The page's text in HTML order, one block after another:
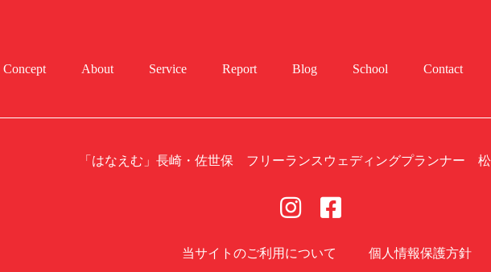
Concept About Service Report Blog School Contact
「はなえむ」長崎・佐世保 フリーランスウェディングプランナー
当サイトのご利用について 個人情報保護方針